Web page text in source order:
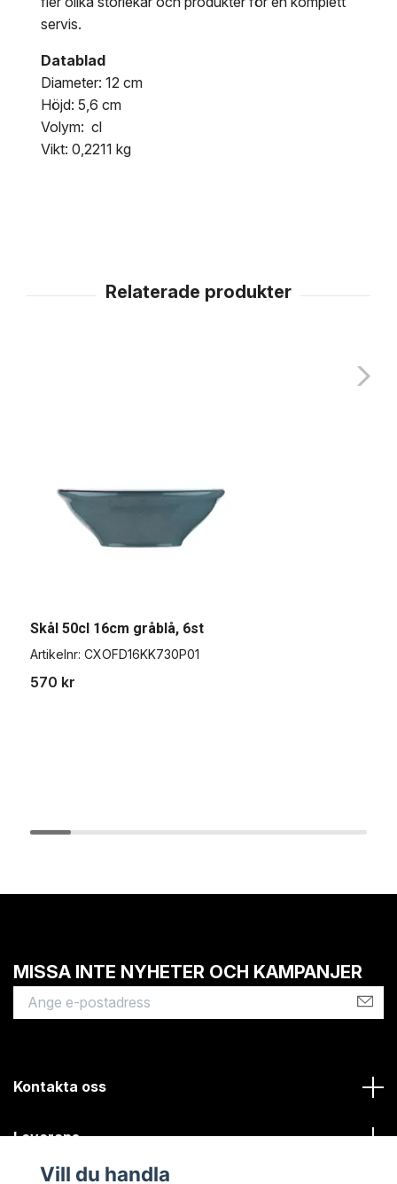
servis.
Datablad
Diameter: 12 cm
Höjd: 5,6 cm
Volym: cl
Vikt: 0,2211 kg
Skål 50cl 16cm gråblå, 6st
Artikelnr: CXOFD16KK730P01
570 kr
MISSA INTE NYHETER OCH KAMPANJER
Kontakta oss
Leverans
Vill du handla